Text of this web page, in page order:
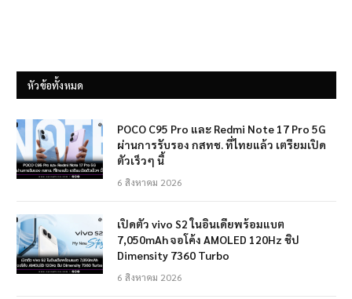
หัวข้อทั้งหมด
POCO C95 Pro และ Redmi Note 17 Pro 5G
ผ่านการรับรอง กสทช. ที่ไทยแล้ว เตรียมเปิด
ตัวเร็วๆ นี้
6 สิงหาคม 2026
เปิดตัว vivo S2 ในอินเดียพร้อมแบต
7,050mAh จอโค้ง AMOLED 120Hz ชิป
Dimensity 7360 Turbo
6 สิงหาคม 2026